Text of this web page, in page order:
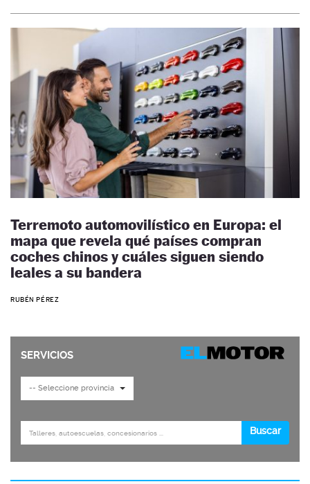
Terremoto automovilístico en Europa: el
mapa que revela qué países compran
coches chinos y cuáles siguen siendo
leales a su bandera
RUBÉN PÉREZ